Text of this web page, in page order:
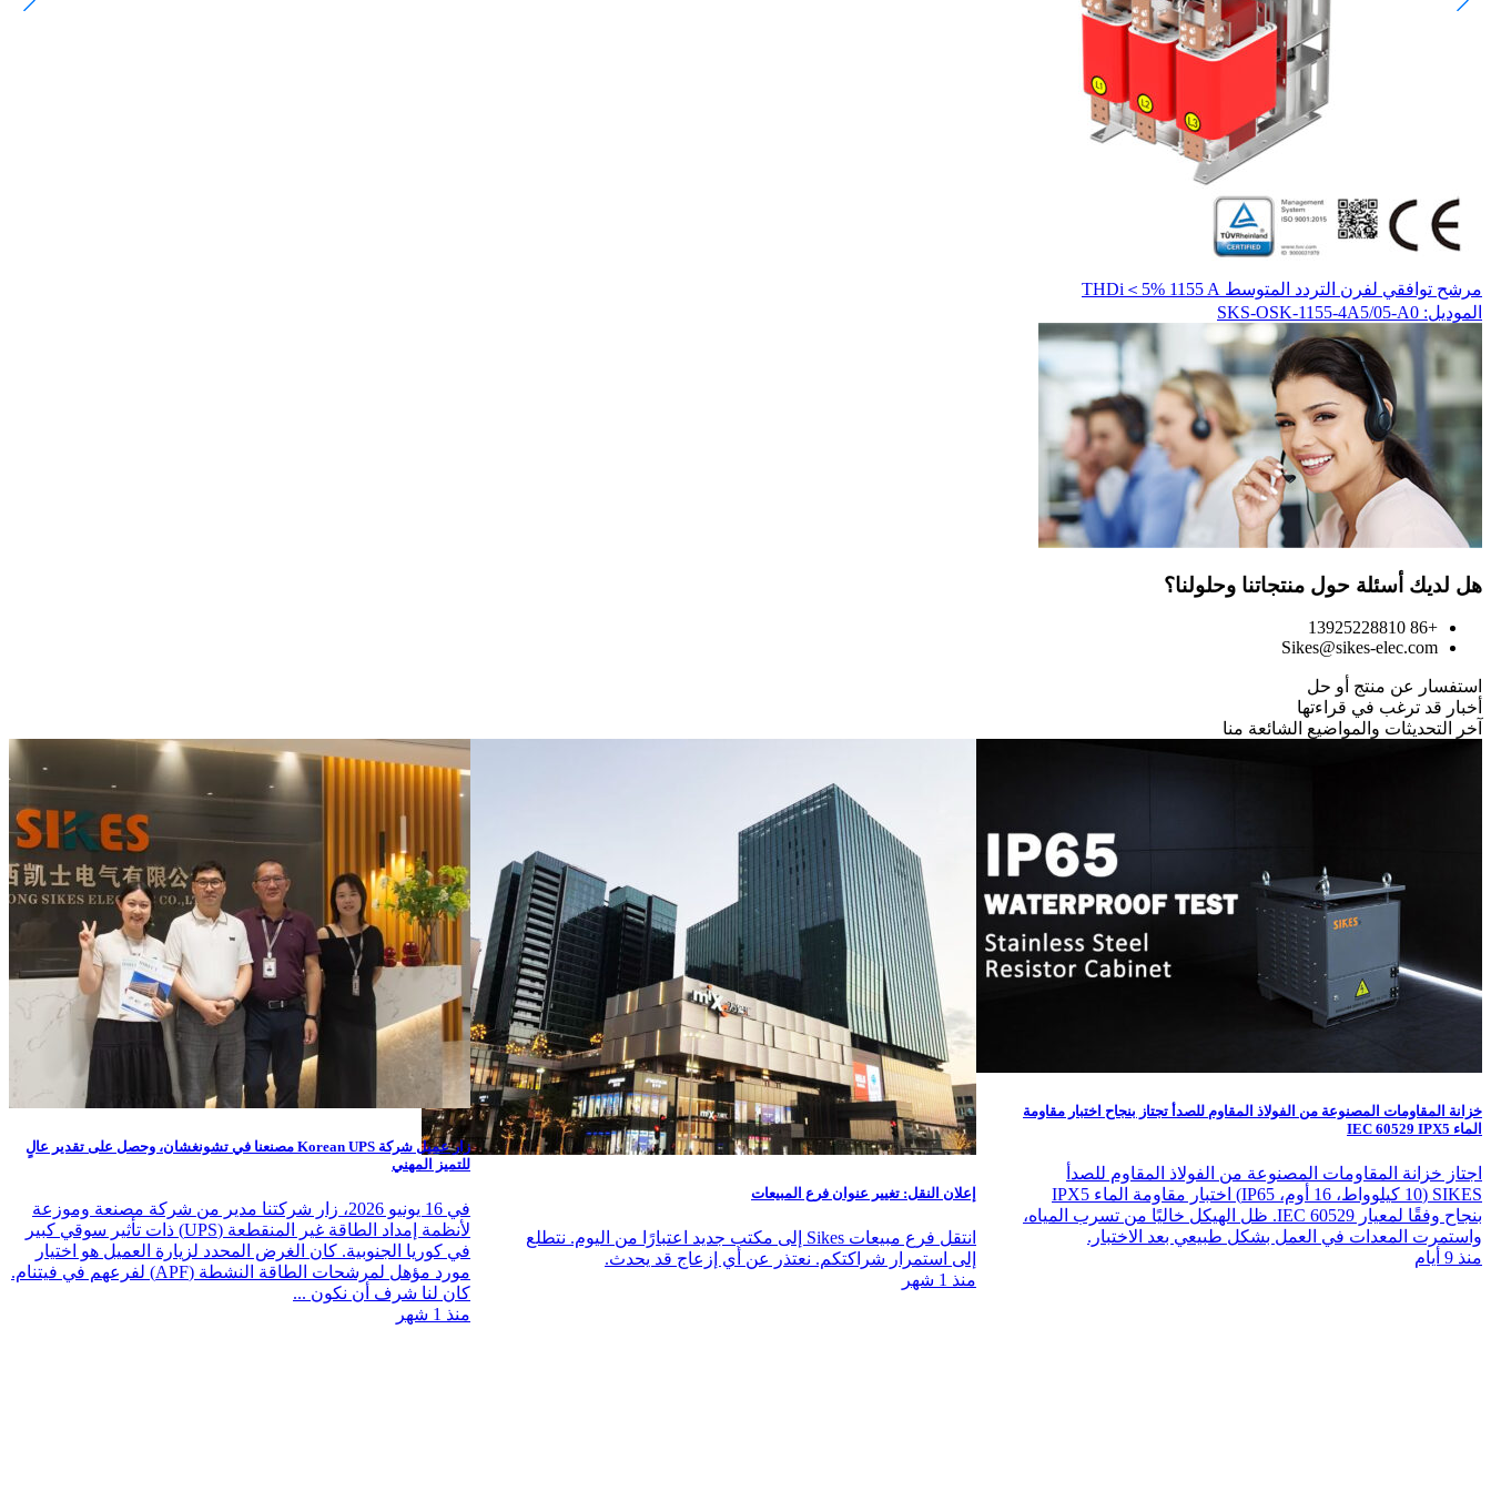
مرشح توافقي لفرن التردد المتوسط THDi＜5% 1155 A
الموديل: SKS-OSK-1155-4A5/05-A0
هل لديك أسئلة حول منتجاتنا وحلولنا؟
+86 13925228810
Sikes@sikes-elec.com
استفسار عن منتج أو حل
أخبار قد ترغب في قراءتها
آخر التحديثات والمواضيع الشائعة منا
خزانة المقاومات المصنوعة من الفولاذ المقاوم للصدأ تجتاز بنجاح اختبار مقاومة
الماء IEC 60529 IPX5
اجتاز خزانة المقاومات المصنوعة من الفولاذ المقاوم للصدأ
SIKES (10 كيلوواط، 16 أوم، IP65) اختبار مقاومة الماء IPX5
بنجاح وفقًا لمعيار IEC 60529. ظل الهيكل خاليًا من تسرب المياه،
واستمرت المعدات في العمل بشكل طبيعي بعد الاختبار.
منذ 9 أيام
إعلان النقل: تغيير عنوان فرع المبيعات
انتقل فرع مبيعات Sikes إلى مكتب جديد اعتبارًا من اليوم. نتطلع
إلى استمرار شراكتكم. نعتذر عن أي إزعاج قد يحدث.
منذ 1 شهر
زار عميل شركة Korean UPS مصنعنا في تشونغشان، وحصل على تقدير عالٍ
للتميز المهني
في 16 يونيو 2026، زار شركتنا مدير من شركة مصنعة وموزعة
لأنظمة إمداد الطاقة غير المنقطعة (UPS) ذات تأثير سوقي كبير
في كوريا الجنوبية. كان الغرض المحدد لزيارة العميل هو اختيار
مورد مؤهل لمرشحات الطاقة النشطة (APF) لفرعهم في فيتنام.
كان لنا شرف أن نكون ...
منذ 1 شهر